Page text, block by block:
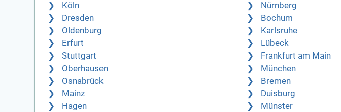
Köln
Nürnberg
Dresden
Bochum
Oldenburg
Karlsruhe
Erfurt
Lübeck
Stuttgart
Frankfurt am Main
Oberhausen
München
Osnabrück
Bremen
Mainz
Duisburg
Hagen
Münster